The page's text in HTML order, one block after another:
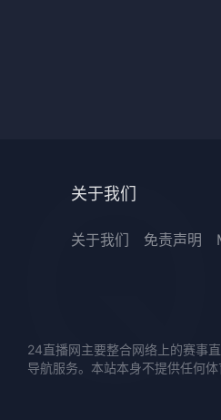
关于我们
关于我们 免责声明
24直播网主要整合网络上的赛事
导航服务。本站本身不提供任何